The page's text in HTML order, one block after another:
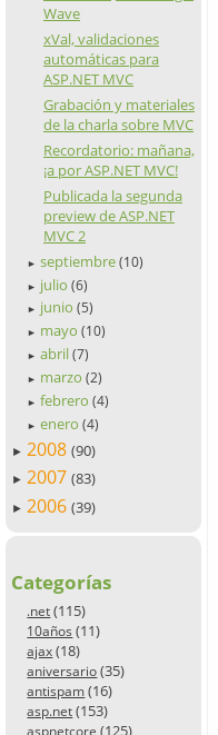
Wave
xVal, validaciones
automáticas para
ASP.NET MVC
Grabación y materiales
de la charla sobre MVC
Recordatorio: mañana,
¡a por ASP.NET MVC!
Publicada la segunda
preview de ASP.NET
MVC 2
► septiembre (10)
► julio (6)
► junio (5)
► mayo (10)
► abril (7)
► marzo (2)
► febrero (4)
► enero (4)
► 2008 (90)
► 2007 (83)
► 2006 (39)
Categorías
.net (115)
10años (11)
ajax (18)
aniversario (35)
antispam (16)
asp.net (153)
aspnetcore (125)